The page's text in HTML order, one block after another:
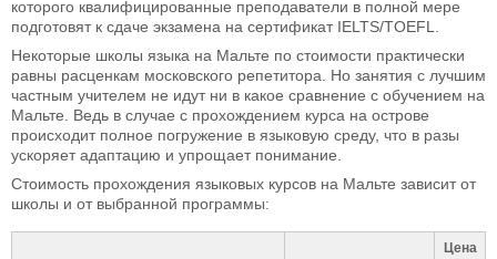
которого квалифицированные преподаватели в полной мере
подготовят к сдаче экзамена на сертификат IELTS/TOEFL.
Некоторые школы языка на Мальте по стоимости практически
равны расценкам московского репетитора. Но занятия с лучшим
частным учителем не идут ни в какое сравнение с обучением на
Мальте. Ведь в случае с прохождением курса на острове
происходит полное погружение в языковую среду, что в разы
ускоряет адаптацию и упрощает понимание.
Стоимость прохождения языковых курсов на Мальте зависит от
школы и от выбранной программы:
Цена